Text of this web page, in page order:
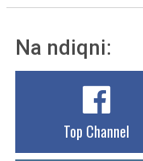
Na ndiqni:
Top Channel